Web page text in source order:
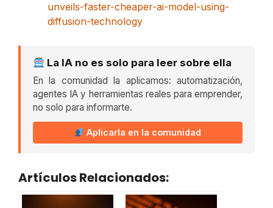
unveils-faster-cheaper-ai-model-using-
diffusion-technology
La IA no es solo para leer sobre ella
En la comunidad la aplicamos: automatización,
agentes IA y herramientas reales para emprender,
no solo para informarte.
Aplicarla en la comunidad
Artículos Relacionados: